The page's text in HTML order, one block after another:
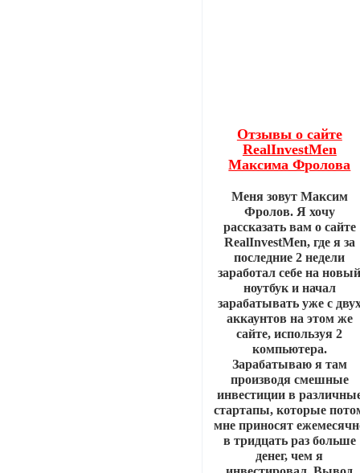
Отзывы о сайте
RealInvestMen
Максима Фролова
Меня зовут Максим
Фролов. Я хочу
рассказать вам о сайте
RealInvestMen, где я за
последние 2 недели
заработал себе на
ноутбук и начал
зарабатывать уже с
аккаунтов на этом же
сайте, используя 2
компьютера.
Зарабатываю я там
производя смешные
инвестиции в
стартапы, которые
мне приносят
в тридцать раз больше
денег, чем я